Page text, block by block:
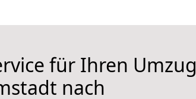
für Ihren Umzug
nach